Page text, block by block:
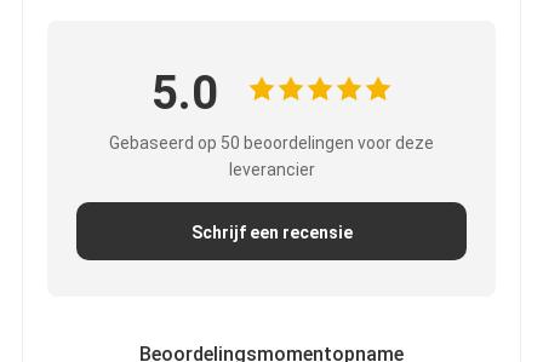
5.0
Gebaseerd op 50 beoordelingen voor deze
leverancier
Schrijf een recensie
Beoordelingsmomentopname